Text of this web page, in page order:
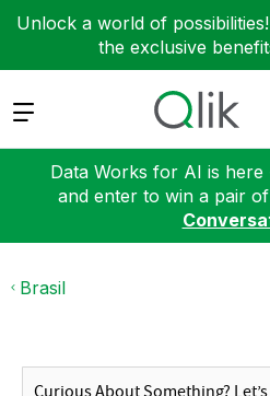
Unlock a world of possibilities!
the exclusive
Expand
Data Works for AI is
and enter to win a pair
Brasil